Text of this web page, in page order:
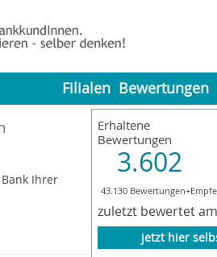
Filialen Bewertungen
Erhaltene
Bewertungen
3.602
43.130
zuletzt bewertet am
jetzt hier
Bank Ihrer